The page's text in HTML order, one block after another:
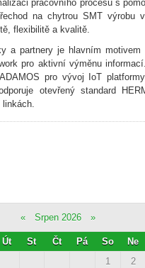
pracovního procesu s
na chytrou SMT výrobu
flexibilitě a kvalitě.
a partnery je hlavním
pro aktivní výměnu
pro vývoj IoT
otevřený standard
« Srpen 2026 »
Út St Čt Pá So
Ne
1
2